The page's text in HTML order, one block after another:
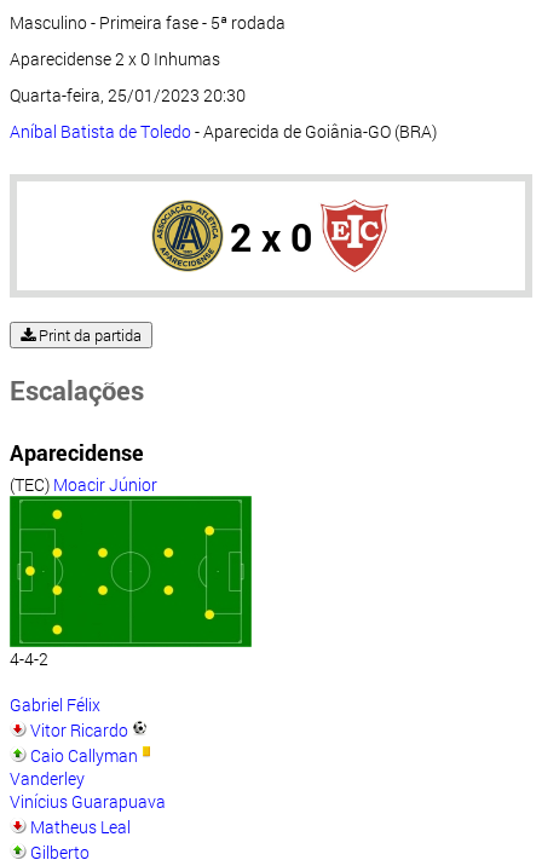
Masculino - Primeira fase - 5ª rodada
Aparecidense 2 x 0 Inhumas
Quarta-feira, 25/01/2023 20:30
Aníbal Batista de Toledo- Aparecida de Goiânia-GO (BRA)
2 x 0
Print da partida
Escalações
Aparecidense
(TEC) Moacir Júnior
4-4-2
Gabriel Félix
Vitor Ricardo
Caio Callyman
Vanderley
Vinícius Guarapuava
Matheus Leal
Gilberto